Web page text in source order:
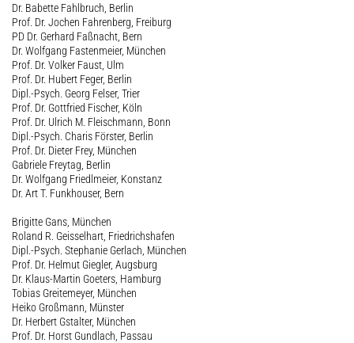
Dr. Babette Fahlbruch, Berlin
Prof. Dr. Jochen Fahrenberg, Freiburg
PD Dr. Gerhard Faßnacht, Bern
Dr. Wolfgang Fastenmeier, München
Prof. Dr. Volker Faust, Ulm
Prof. Dr. Hubert Feger, Berlin
Dipl.-Psych. Georg Felser, Trier
Prof. Dr. Gottfried Fischer, Köln
Prof. Dr. Ulrich M. Fleischmann, Bonn
Dipl.-Psych. Charis Förster, Berlin
Prof. Dr. Dieter Frey, München
Gabriele Freytag, Berlin
Dr. Wolfgang Friedlmeier, Konstanz
Dr. Art T. Funkhouser, Bern
Brigitte Gans, München
Roland R. Geisselhart, Friedrichshafen
Dipl.-Psych. Stephanie Gerlach, München
Prof. Dr. Helmut Giegler, Augsburg
Dr. Klaus-Martin Goeters, Hamburg
Tobias Greitemeyer, München
Heiko Großmann, Münster
Dr. Herbert Gstalter, München
Prof. Dr. Horst Gundlach, Passau